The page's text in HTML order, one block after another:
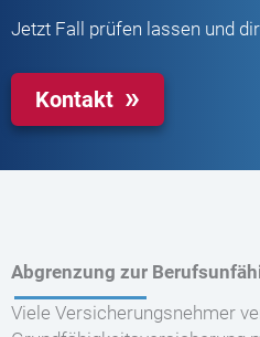
Jetzt Fall prüfen lassen und
Kontakt
Abgrenzung zur
Viele Versicherungsnehmer